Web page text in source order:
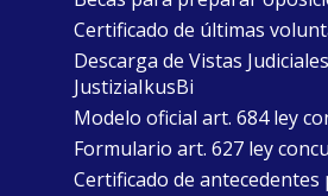
Certificado de últimas
Descarga de Vistas
JustiziaIkusBi
Modelo oficial art. 684 ley
Formulario art. 627 ley
Certificado de antecedentes